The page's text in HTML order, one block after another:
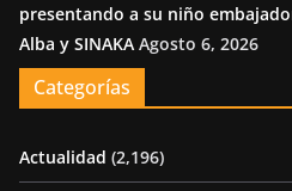
presentando a su niño
Alba y SINAKA Agosto 6, 2026
Categorías
Actualidad (2,196)